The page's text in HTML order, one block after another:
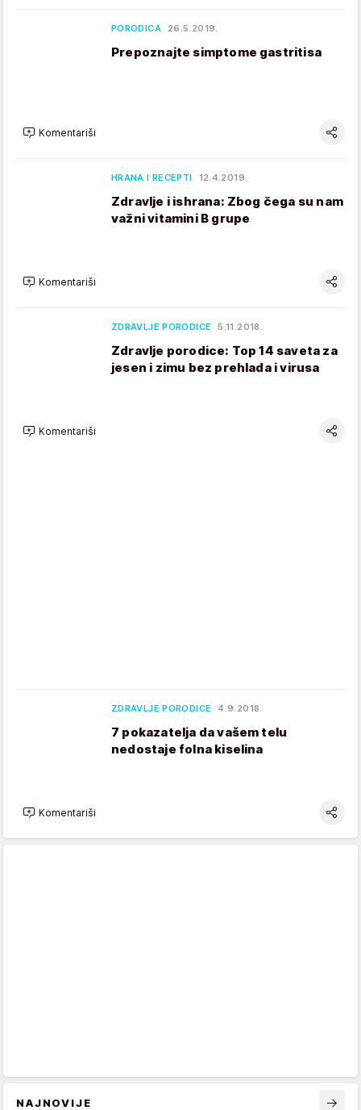
PORODICA 26.5.2019.
Prepoznajte simptome gastritisa
Komentariši
HRANA I RECEPTI 12.4.2019.
Zdravlje i ishrana: Zbog čega su nam
važni vitamini B grupe
Komentariši
ZDRAVLJE PORODICE 5.11.2018.
Zdravlje porodice: Top 14 saveta za
jesen i zimu bez prehlada i virusa
Komentariši
ZDRAVLJE PORODICE 4.9.2018.
7 pokazatelja da vašem telu
nedostaje folna kiselina
Komentariši
NAJNOVIJE